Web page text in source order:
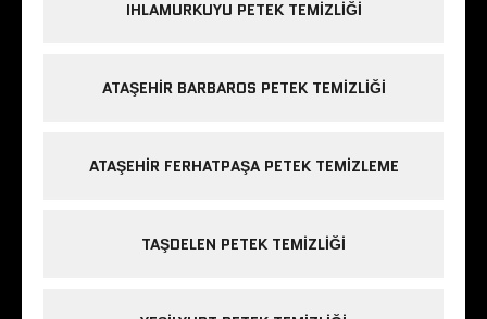
IHLAMURKUYU PETEK TEMIZLIĞI
ATAŞEHIR BARBAROS PETEK TEMIZLIĞI
ATAŞEHIR FERHATPAŞA PETEK TEMIZLEME
TAŞDELEN PETEK TEMIZLIĞI